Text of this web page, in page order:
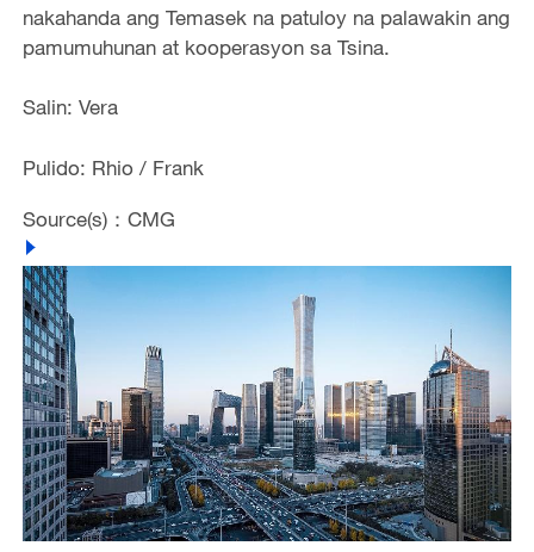
nakahanda ang Temasek na patuloy na palawakin ang
pamumuhunan at kooperasyon sa Tsina.
Salin: Vera
Pulido: Rhio / Frank
Source(s)：CMG